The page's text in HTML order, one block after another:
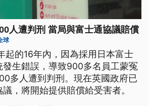
人遭判刑 當局與富士通協議賠償
球
起的16年內，因為採用日本富士
發生錯誤，導致900多名員工蒙冤
多人遭到判刑。現在英國政府已
，將開始提供賠償給受害者。